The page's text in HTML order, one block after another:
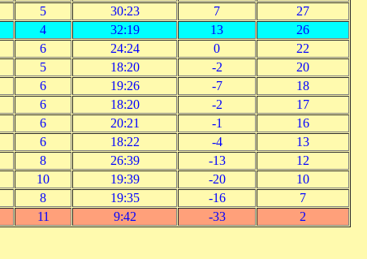
5 30:23 7
27
4 32:19 13
26
6 24:24 0
22
5 18:20 -2
20
6 19:26 -7
18
6 18:20 -2
17
6 20:21 -1
16
6 18:22 -4
13
8 26:39 -13
12
10 19:39 -20
10
8 19:35 -16
7
11 9:42 -33 2